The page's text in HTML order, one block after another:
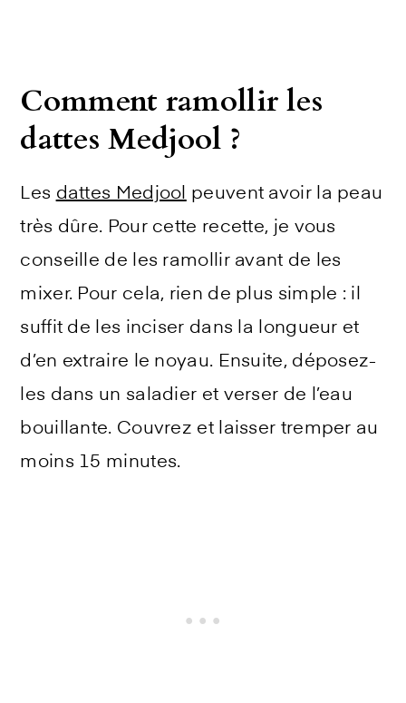
Comment ramollir les
dattes Medjool ?
Les dattes Medjool peuvent avoir la peau
très dûre. Pour cette recette, je vous
conseille de les ramollir avant de les
mixer. Pour cela, rien de plus simple : il
suffit de les inciser dans la longueur et
d’en extraire le noyau. Ensuite, déposez-
les dans un saladier et verser de l’eau
bouillante. Couvrez et laisser tremper au
moins 15 minutes.